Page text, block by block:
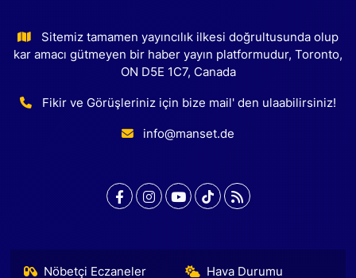
Sitemiz tamamen yayıncılık ilkesi doğrultusunda olup
kar amacı gütmeyen bir haber yayın platformudur, Toronto,
ON D5E 1C7, Canada
Fikir ve Görüşleriniz için bize mail' den ulaabilirsiniz!
info@manset.de
Nöbetçi Eczaneler Hava Durumu